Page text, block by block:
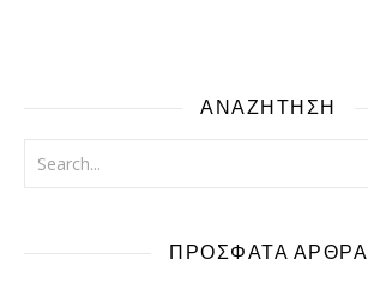
ΑΝΑΖΗΤΗΣΗ
ΠΡΟΣΦΑΤΑ ΑΡΘΡΑ